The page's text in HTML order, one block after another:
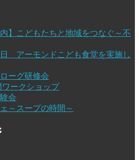
】こどもたちと地域をつなぐ～不
日 アーモンドこども食堂を実施し
ーグ研修会
ークショップ
会
～スープの時間～